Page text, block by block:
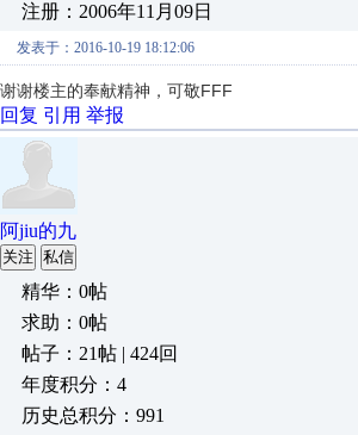
注册：2006年11月09日
发表于：2016-10-19 18:12:06
谢谢楼主的奉献精神，可敬FFF
回复 引用 举报
阿jiu的九
关注 私信
精华：0帖
求助：0帖
帖子：21帖 | 424回
年度积分：4
历史总积分：991